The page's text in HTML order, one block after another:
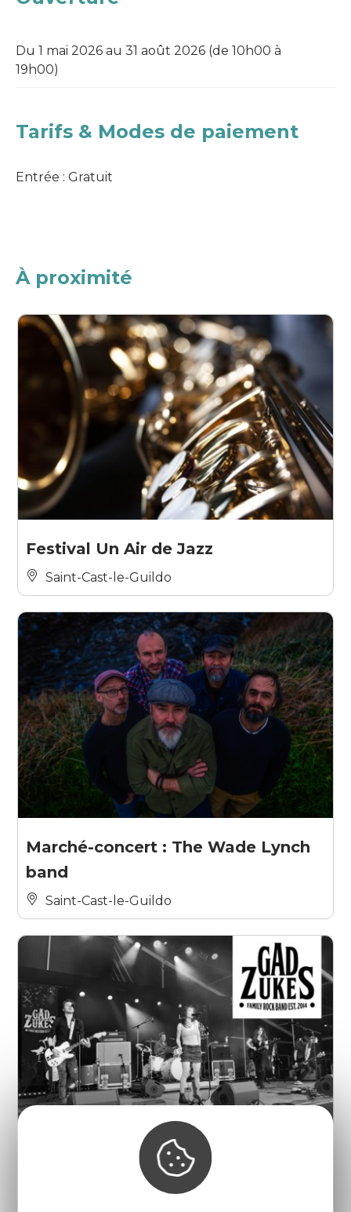
Du 1 mai 2026 au 31 août 2026 (de 10h00 à
19h00)
Tarifs & Modes de paiement
Entrée : Gratuit
À proximité
Festival Un Air de Jazz
Saint-Cast-le-Guildo
Marché-concert : The Wade Lynch
band
Saint-Cast-le-Guildo
Marché - Concert : Gad Zukes
Saint-Cast-le-Guildo